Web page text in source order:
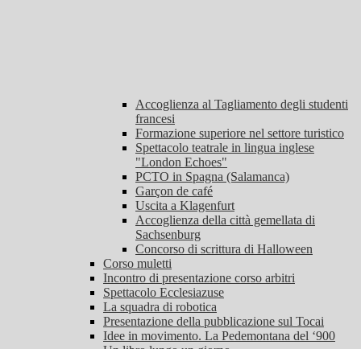
Accoglienza al Tagliamento degli studenti
francesi
Formazione superiore nel settore turistico
Spettacolo teatrale in lingua inglese
"London Echoes"
PCTO in Spagna (Salamanca)
Garçon de café
Uscita a Klagenfurt
Accoglienza della città gemellata di
Sachsenburg
Concorso di scrittura di Halloween
Corso muletti
Incontro di presentazione corso arbitri
Spettacolo Ecclesiazuse
La squadra di robotica
Presentazione della pubblicazione sul Tocai
Idee in movimento. La Pedemontana del ‘900